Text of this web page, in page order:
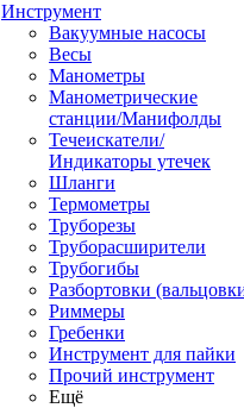
Инструмент
Вакуумные насосы
Весы
Манометры
Манометрические
станции/Манифолды
Течеискатели/
Индикаторы утечек
Шланги
Термометры
Труборезы
Труборасширители
Трубогибы
Разбортовки
Риммеры
Гребенки
Инструмент для пайки
Прочий инструмент
Ещё